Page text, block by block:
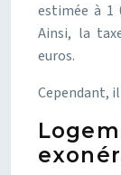
estimée à 1
Ainsi, la
euros.
Cependant,